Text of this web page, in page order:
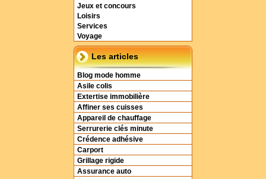
Jeux et concours
Loisirs
Services
Voyage
Les articles
Blog mode homme
Asile colis
Extertise immobilière
Affiner ses cuisses
Appareil de chauffage
Serrurerie clés minute
Crédence adhésive
Carport
Grillage rigide
Assurance auto